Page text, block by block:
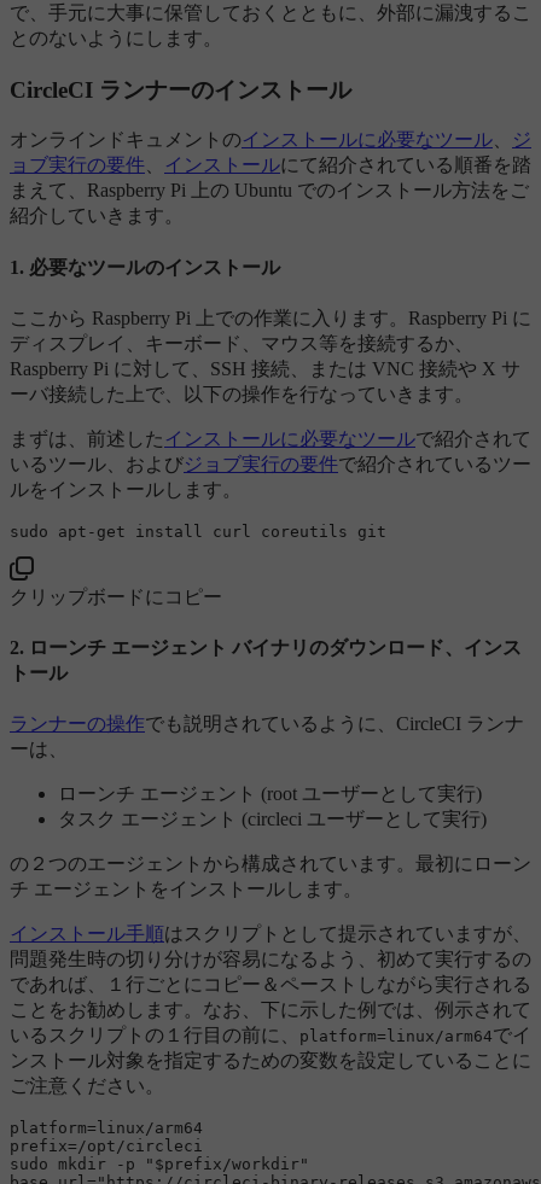
で、手元に大事に保管しておくとともに、外部に漏洩するこ
とのないようにします。
CircleCI ランナーのインストール
オンラインドキュメントのインストールに必要なツール
ジ
ョブ実行の要件
インストールにて紹介されている順番を踏
まえて、Raspberry Pi 上の Ubuntu でのインストール方法をご
紹介していきます。
1. 必要なツールのインストール
ここから Raspberry Pi 上での作業に入ります。Raspberry Pi に
ディスプレイ、キーボード、マウス等を接続するか、
Raspberry Pi に対して、SSH 接続、または VNC 接続や X サ
ーバ接続した上で、以下の操作を行なっていきます。
まずは、前述した インストールに必要なツールで紹介されて
いるツール、およびジョブ実行の要件で紹介されているツー
ルをインストールします。
sudo
クリップボードにコピー
2. ローンチ エージェント バイナリのダウンロード、インス
トール
ランナーの操作でも説明されているように、CircleCI ランナ
ーは、
ローンチ エージェント (root ユーザーとして実行)
タスク エージェント (circleci ユーザーとして実行)
の２つのエージェントから構成されています。最初にローン
チ エージェントをインストールします。
インストール手順はスクリプトとして提示されていますが、
問題発生時の切り分けが容易になるよう、初めて実行するの
であれば、１行ごとにコピー＆ペーストしながら実行される
ことをお勧めします。なお、下に示した例では、例示されて
いるスクリプトの１行目の前に、
platform=linux/arm64でイ
ンストール対象を指定するための変数を設定していることに
ご注意ください。
platform=linux/arm64
sudo mkdir -p " $prefix /workdir"